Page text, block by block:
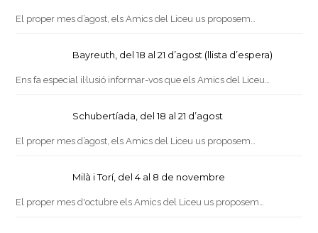
El proper mes d’agost, els Amics del Liceu us proposem…
Bayreuth, del 18 al 21 d’agost (llista d’espera)
Ens fa especial il·lusió informar-vos que els Amics del Liceu…
Schubertíada, del 18 al 21 d’agost
El proper mes d’agost, els Amics del Liceu us proposem…
Milà i Torí, del 4 al 8 de novembre
El proper mes d'octubre els Amics del Liceu us proposem…